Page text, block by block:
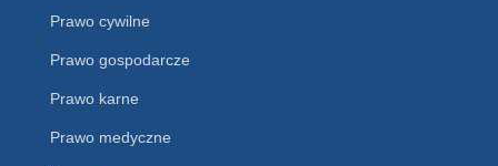
Prawo cywilne
Prawo gospodarcze
Prawo karne
Prawo medyczne